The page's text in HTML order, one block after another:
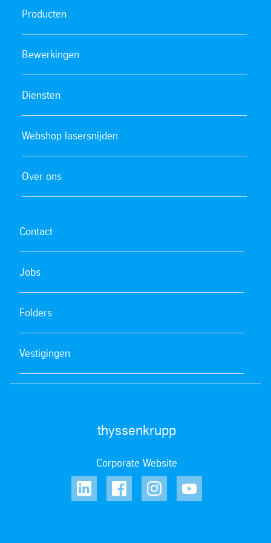
Heb je nog vragen over materiaalcertificaten?
Neem dan contact op met de certificatendienst via
+32(0)9 340 67 61of stuur een e-mail naar
debby.vandendaele@thyssenkrupp-materials.com
Producten
Bewerkingen
Diensten
Webshop lasersnijden
Over ons
Contact
Jobs
Folders
Vestigingen
thyssenkrupp
Corporate Website